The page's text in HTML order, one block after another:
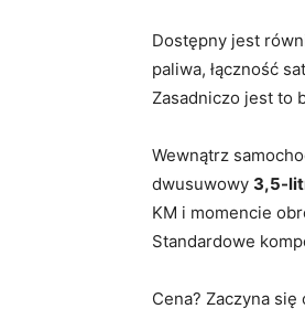
Dostępny jest
paliwa, łączność
Zasadniczo jest to
Wewnątrz
dwusuwowy 3,5-
KM i momencie
Standardowe
Cena? Zaczyna